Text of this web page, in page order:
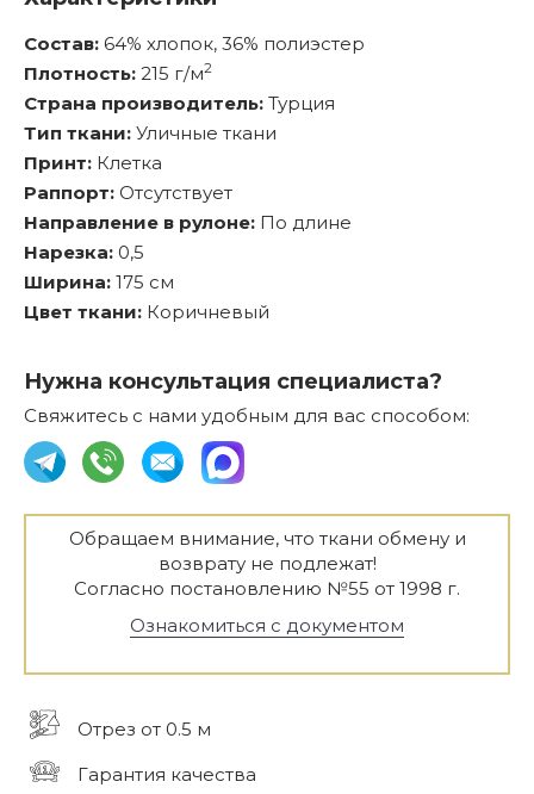
Состав: 64% хлопок, 36% полиэстер
Плотность: 215 г/м2
Страна производитель: Турция
Тип ткани: Уличные ткани
Принт: Клетка
Раппорт: Отсутствует
Направление в рулоне: По длине
Нарезка: 0,5
Ширина: 175 см
Цвет ткани: Коричневый
Нужна консультация специалиста?
Свяжитесь с нами удобным для вас способом:
Обращаем внимание, что ткани обмену и
возврату не подлежат!
Согласно постановлению №55 от 1998 г.
Ознакомиться с документом
Отрез от 0.5 м
Гарантия качества